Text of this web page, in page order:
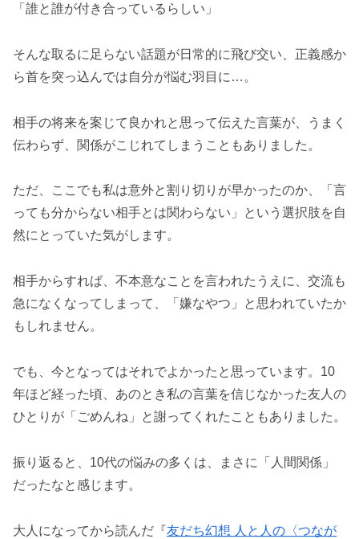
「誰と誰が付き合っているらしい」
そんな取るに足らない話題が日常的に飛び交い、正義感か
ら首を突っ込んでは自分が悩む羽目に…。
相手の将来を案じて良かれと思って伝えた言葉が、うまく
伝わらず、関係がこじれてしまうこともありました。
ただ、ここでも私は意外と割り切りが早かったのか、「言
っても分からない相手とは関わらない」という選択肢を自
然にとっていた気がします。
相手からすれば、不本意なことを言われたうえに、交流も
急になくなってしまって、「嫌なやつ」と思われていたか
もしれません。
でも、今となってはそれでよかったと思っています。10
年ほど経った頃、あのとき私の言葉を信じなかった友人の
ひとりが「ごめんね」と謝ってくれたこともありました。
振り返ると、10代の悩みの多くは、まさに「人間関係」
だったなと感じます。
大人になってから読んだ『友だち幻想 人と人の〈つなが